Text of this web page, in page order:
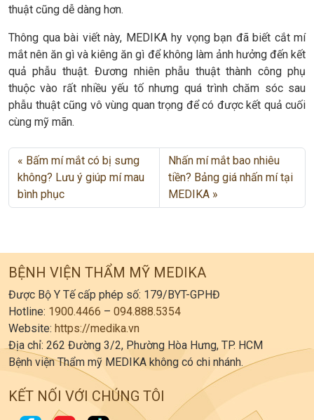
thuật cũng dễ dàng hơn.
Thông qua bài viết này, MEDIKA hy vọng bạn đã biết cắt mí
mắt nên ăn gì và kiêng ăn gì để không làm ảnh hưởng đến kết
quả phẫu thuật. Đương nhiên phẫu thuật thành công phụ
thuộc vào rất nhiều yếu tố nhưng quá trình chăm sóc sau
phẫu thuật cũng vô vùng quan trọng để có được kết quả cuối
cùng mỹ mãn.
Bấm mí mắt có bị sưng
không? Lưu ý giúp mí mau
bình phục
Nhấn mí mắt bao nhiêu
tiền? Bảng giá nhấn mí tại
MEDIKA
BỆNH VIỆN THẨM MỸ MEDIKA
Được Bộ Y Tế cấp phép số: 179/BYT-GPHĐ
Hotline: 1900.4466 – 094.888.5354
Website: https://medika.vn
Địa chỉ: 262 Đường 3/2, Phường Hòa Hưng, TP. HCM
Bệnh viện Thẩm mỹ MEDIKA không có chi nhánh.
KẾT NỐI VỚI CHÚNG TÔI